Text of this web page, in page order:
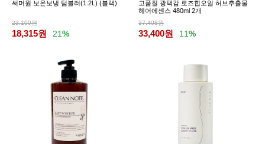
써머원 보온보냉 텀블러(1.2L) (블랙)
23,100원
18,315원 21%
고품질 광택감 로즈힙오일 허브추출물
헤어에센스 480ml 2개
37,408원
33,400원 11%